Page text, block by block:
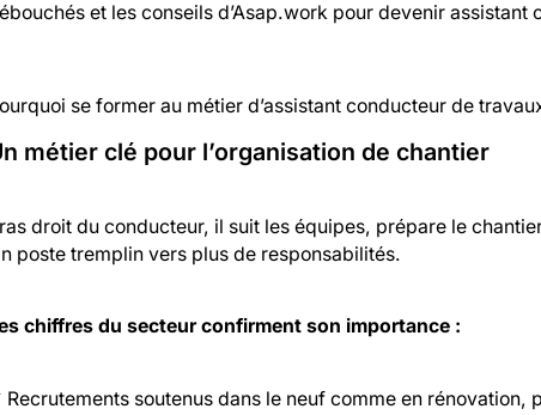
et les conseils d’Asap.work pour devenir assistant
se former au métier d’assistant conducteur de
métier clé pour l’organisation de chantier
droit du conducteur, il suit les équipes, prépare le
poste tremplin vers plus de responsabilités.
chiffres du secteur confirment son importance :
Recrutements soutenus dans le neuf comme en rénovation,